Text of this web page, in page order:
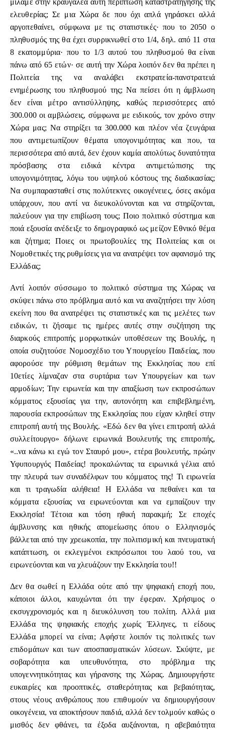
μιλάμε στην κραυγαλέα αυτή περίπτωση καταστρατήγησης της
ελευθερίας; Σε μια Χώρα δε που όχι απλά γηράσκει αλλά
αργοπεθαίνει, σύμφωνα με τις στατιστικές· που το 2050 ο
πληθυσμός της θα έχει συρρικνωθεί στο 1/4, δηλ. από 11 στα
8 εκατομμύρια· που το 1/3 αυτού του πληθυσμού θα είναι
πάνω από 65 ετών· σε αυτή την Χώρα λοιπόν δεν θα πρέπει η
Πολιτεία της να αναλάβει εκστρατεία-πανστρατειά
ενημέρωσης του πληθυσμού της; Να πείσει ότι η άμβλωση
δεν είναι μέτρο αντισύλληψης, καθώς περισσότερες από
300.000 οι αμβλώσεις, σύμφωνα με ειδικούς, τον χρόνο στην
Χώρα μας; Να στηρίξει τα 300.000 και πλέον νέα ζευγάρια
που αντιμετωπίζουν θέματα υπογονιμότητας και που, τα
περισσότερα από αυτά, δεν έχουν καμία απολύτως δυνατότητα
πρόσβασης στα ειδικά κέντρα αντιμετώπισης της
υπογονιμότητας, λόγω του υψηλού κόστους της διαδικασίας;
Να συμπαρασταθεί στις πολύτεκνες οικογένειες, όσες ακόμα
υπάρχουν, που αντί να διευκολύνονται και να στηρίζονται,
παλεύουν για την επιβίωση τους; Ποιο πολιτικό σύστημα και
ποιά εξουσία ανέδειξε το δημογραφικό ως μείζον Εθνικό θέμα
και ζήτημα; Ποιες οι πρωτοβουλίες της Πολιτείας και οι
Νομοθετικές της ρυθμίσεις για να ανατρέψει τον αφανισμό της
Ελλάδας;
Αντί λοιπόν σύσσωμο το πολιτικό σύστημα της Χώρας να
σκύψει πάνω στο πρόβλημα αυτό και να αναζητήσει την λύση
εκείνη που θα ανατρέψει τις στατιστικές και τις μελέτες των
ειδικών, τι ζήσαμε τις ημέρες αυτές στην συζήτηση της
διαρκούς επιτροπής μορφωτικών υποθέσεων της Βουλής, η
οποία συζητούσε Νομοσχέδιο του Υπουργείου Παιδείας, που
αφορούσε την ρύθμιση θεμάτων της Εκκλησίας που επί
10ετίες λίμναζαν στα συρτάρια των Υπουργείων και των
αρμοδίων; Την ειρωνεία και την απαξίωση των εκπροσώπων
κόμματος εξουσίας για την, αυτονόητη και επιβεβλημένη,
παρουσία εκπροσώπων της Εκκλησίας που είχαν κληθεί στην
επιτροπή αυτή της Βουλής. «Εδώ δεν θα γίνει επιτροπή αλλά
συλλείτουργο» δήλωνε ειρωνικά Βουλευτής της επιτροπής,
«..να κάνω κι εγώ τον Σταυρό μου», ετέρα βουλευτής, πρώην
Υφυπουργός Παιδείας! προκαλώντας τα ειρωνικά γέλια από
την πλευρά των συναδέλφων του κόμματος της! Τι ειρωνεία
και τι τραγωδία αλήθεια! Η Ελλάδα να πεθαίνει και τα
κόμματα εξουσίας να ειρωνεύονται και να εμπαίζουν την
Εκκλησία! Τέτοια και τόση ηθική παρακμή; Σε εποχές
άμβλυνσης και ηθικής απομείωσης όπου ο Ελληνισμός
βάλλεται από την χρεωκοπία, την πολιτισμική και πνευματική
κατάπτωση, οι εκλεγμένοι εκπρόσωποι του λαού του, να
ειρωνεύονται και να χλευάζουν την Εκκλησία του!!
Δεν θα σωθεί η Ελλάδα ούτε από την ψηφιακή εποχή που,
κάποιοι άλλοι, καυχώνται ότι την έφεραν. Χρήσιμος ο
εκσυγχρονισμός και η διευκόλυνση του πολίτη. Αλλά μια
Ελλάδα της ψηφιακής εποχής χωρίς Έλληνες, τι είδους
Ελλάδα μπορεί να είναι; Αφήστε λοιπόν τις πολιτικές των
επιδομάτων και των αποσπασματικών λύσεων. Σκύψτε, με
σοβαρότητα και υπευθυνότητα, στο πρόβλημα της
υπογεννητικότητας και γήρανσης της Χώρας. Δημιουργήστε
ευκαιρίες και προοπτικές, σταθερότητας και βεβαιότητας,
στους νέους ανθρώπους που επιθυμούν να δημιουργήσουν
οικογένεια, να αποκτήσουν παιδιά, αλλά δεν τολμούν καθώς ο
μισθός δεν φθάνει, τα έξοδα αυξάνονται, η αβεβαιότητα